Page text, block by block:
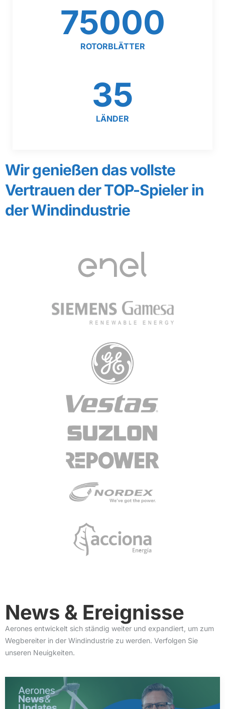
75000
ROTORBLÄTTER
35
LÄNDER
Wir genießen das vollste
Vertrauen der TOP-Spieler in
der Windindustrie
News & Ereignisse
Aerones entwickelt sich ständig weiter und expandiert, um zum
Wegbereiter in der Windindustrie zu werden. Verfolgen Sie
unseren Neuigkeiten.